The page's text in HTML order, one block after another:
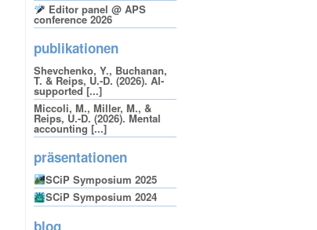
Editor panel @ APS
conference 2026
publikationen
Shevchenko, Y., Buchanan,
T. & Reips, U.-D. (2026). AI-
supported [...]
Miccoli, M., Miller, M., &
Reips, U.-D. (2026). Mental
accounting [...]
präsentationen
SCiP Symposium 2025
SCiP Symposium 2024
blog